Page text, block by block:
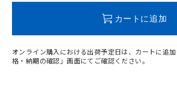
カートに追加
オンライン購入における出荷予定日は、カートに追
格・納期の確認」画面にてご確認ください。